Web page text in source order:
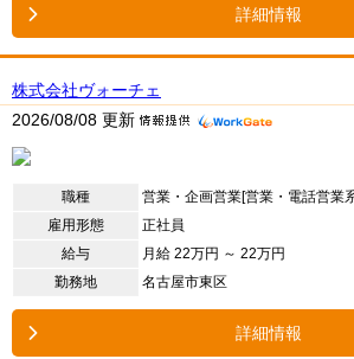
詳細情報
株式会社ヴォーチェ
2026/08/08 更新
職種
営業・企画営業[営業・電話営業
雇用形態
正社員
給与
月給 22万円 ～ 22万円
勤務地
名古屋市東区
詳細情報